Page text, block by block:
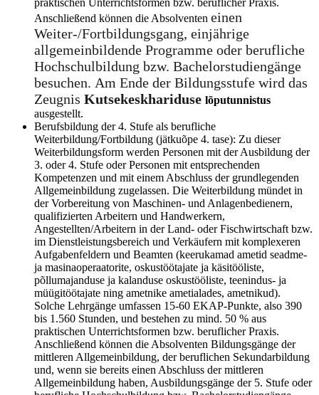
praktischen Unterrichtsformen bzw. beruflicher Praxis.
Anschließend können die Absolventen einen
Weiter-/Fortbildungsgang, einjährige
allgemeinbildende Programme oder berufliche
Hochschulbildung bzw. Bachelorstudiengänge
besuchen. Am Ende der Bildungsstufe wird das
Zeugnis Kutsekeskhariduse lõputunnistus
ausgestellt.
Berufsbildung der 4. Stufe als berufliche
Weiterbildung/Fortbildung (jätkuõpe 4. tase): Zu dieser
Weiterbildungsform werden Personen mit der Ausbildung der
3. oder 4. Stufe oder Personen mit entsprechenden
Kompetenzen und mit einem Abschluss der grundlegenden
Allgemeinbildung zugelassen. Die Weiterbildung mündet in
der Vorbereitung von Maschinen- und Anlagenbedienern,
qualifizierten Arbeitern und Handwerkern,
Angestellten/Arbeitern in der Land- oder Fischwirtschaft bzw.
im Dienstleistungsbereich und Verkäufern mit komplexeren
Aufgabenfeldern und Beamten (keerukamad ametid seadme-
ja masinaoperaatorite, oskustöötajate ja käsitööliste,
põllumajanduse ja kalanduse oskustööliste, teenindus- ja
müügitöötajate ning ametnike ametialades, ametnikud).
Solche Lehrgänge umfassen 15-60 EKAP-Punkte, also 390
bis 1.560 Stunden, und bestehen zu mind. 50 % aus
praktischen Unterrichtsformen bzw. beruflicher Praxis.
Anschließend können die Absolventen Bildungsgänge der
mittleren Allgemeinbildung, der beruflichen Sekundarbildung
und, wenn sie bereits einen Abschluss der mittleren
Allgemeinbildung haben, Ausbildungsgänge der 5. Stufe oder